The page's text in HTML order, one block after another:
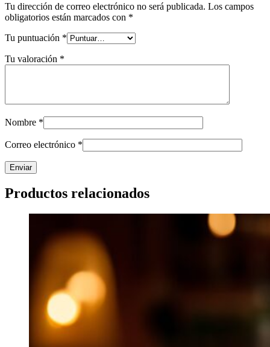
Tu dirección de correo electrónico no será publicada. Los campos
obligatorios están marcados con *
Tu puntuación *
Tu valoración *
Nombre *
Correo electrónico *
Productos relacionados